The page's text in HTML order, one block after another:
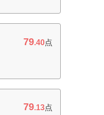
79.40点
79.13点